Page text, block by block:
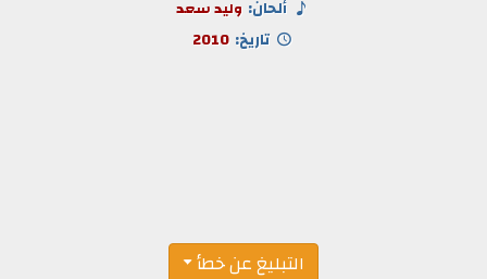
ألحان: وليد سعد
تاريخ: 2010
التبليغ عن خطأ